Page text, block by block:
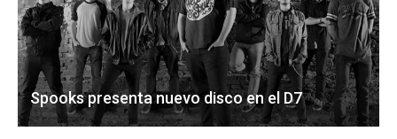
Spooks presenta nuevo disco en el D7